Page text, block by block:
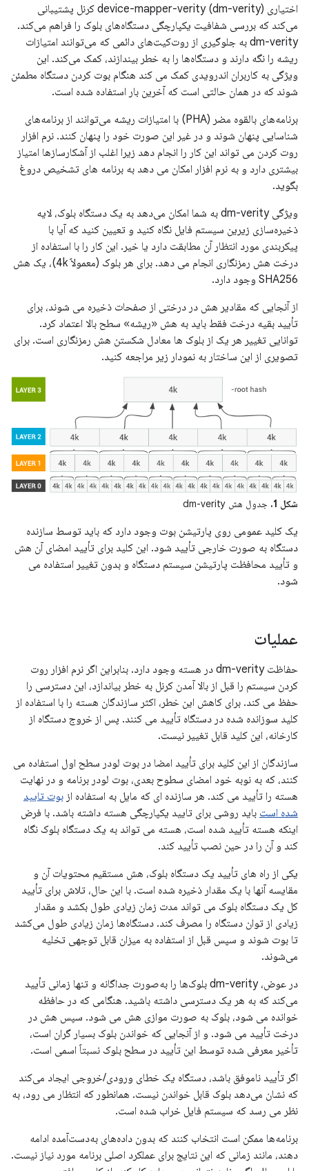
اختیاری device-mapper-verity (dm-verity) کرنل پشتیبانی
می‌کند که بررسی شفافیت یکپارچگی دستگاه‌های بلوک را فراهم می‌کند.
dm-verity به جلوگیری از روت‌کیت‌های دائمی که می‌توانند امتیازات
ریشه را نگه دارند و دستگاه‌ها را به خطر بیندازند، کمک می‌کند. این
ویژگی به کاربران اندرویدی کمک می کند هنگام بوت کردن دستگاه مطمئن
شوند که در همان حالتی است که آخرین بار استفاده شده است.
برنامه‌های بالقوه مضر (PHA) با امتیازات ریشه می‌توانند از برنامه‌های
شناسایی پنهان شوند و در غیر این صورت خود را پنهان کنند. نرم افزار
روت کردن می تواند این کار را انجام دهد زیرا اغلب از آشکارسازها امتیاز
بیشتری دارد و به نرم افزار امکان می دهد به برنامه های تشخیص دروغ
بگوید.
ویژگی dm-verity به شما امکان می‌دهد به یک دستگاه بلوک، لایه
ذخیره‌سازی زیرین سیستم فایل نگاه کنید و تعیین کنید که آیا با
پیکربندی مورد انتظار آن مطابقت دارد یا خیر. این کار را با استفاده از
درخت هش رمزنگاری انجام می دهد. برای هر بلوک (معمولاً 4k)، یک هش
SHA256 وجود دارد.
از آنجایی که مقادیر هش در درختی از صفحات ذخیره می شوند، برای
تأیید بقیه درخت فقط باید به هش «ریشه» سطح بالا اعتماد کرد.
توانایی تغییر هر یک از بلوک ها معادل شکستن هش رمزنگاری است. برای
تصویری از این ساختار به نمودار زیر مراجعه کنید.
شکل 1. جدول هش dm-verity
یک کلید عمومی روی پارتیشن بوت وجود دارد که باید توسط سازنده
دستگاه به صورت خارجی تأیید شود. این کلید برای تأیید امضای آن هش
و تأیید محافظت پارتیشن سیستم دستگاه و بدون تغییر استفاده می
شود.
عملیات
حفاظت dm-verity در هسته وجود دارد. بنابراین اگر نرم افزار روت
کردن سیستم را قبل از بالا آمدن کرنل به خطر بیاندازد، این دسترسی را
حفظ می کند. برای کاهش این خطر، اکثر سازندگان هسته را با استفاده از
کلید سوزانده شده در دستگاه تأیید می کنند. پس از خروج دستگاه از
کارخانه، این کلید قابل تغییر نیست.
سازندگان از این کلید برای تأیید امضا در بوت لودر سطح اول استفاده می
کنند، که به نوبه خود امضای سطوح بعدی، بوت لودر برنامه و در نهایت
هسته را تأیید می کند. هر سازنده ای که مایل به استفاده از بوت تایید
شده است باید روشی برای تایید یکپارچگی هسته داشته باشد. با فرض
اینکه هسته تأیید شده است، هسته می تواند به یک دستگاه بلوک نگاه
کند و آن را در حین نصب تأیید کند.
یکی از راه های تأیید یک دستگاه بلوک، هش مستقیم محتویات آن و
مقایسه آنها با یک مقدار ذخیره شده است. با این حال، تلاش برای تأیید
کل یک دستگاه بلوک می تواند مدت زمان زیادی طول بکشد و مقدار
زیادی از توان دستگاه را مصرف کند. دستگاه‌ها زمان زیادی طول می‌کشد
تا بوت شوند و سپس قبل از استفاده به میزان قابل توجهی تخلیه
می‌شوند.
در عوض، dm-verity بلوک‌ها را به‌صورت جداگانه و تنها زمانی تأیید
می‌کند که به هر یک دسترسی داشته باشید. هنگامی که در حافظه
خوانده می شود، بلوک به صورت موازی هش می شود. سپس هش در
درخت تأیید می شود. و از آنجایی که خواندن بلوک بسیار گران است،
تأخیر معرفی شده توسط این تأیید در سطح بلوک نسبتاً اسمی است.
اگر تأیید ناموفق باشد، دستگاه یک خطای ورودی/خروجی ایجاد می‌کند
که نشان می‌دهد بلوک قابل خواندن نیست. همانطور که انتظار می رود، به
نظر می رسد که سیستم فایل خراب شده است.
برنامه‌ها ممکن است انتخاب کنند که بدون داده‌های به‌دست‌آمده ادامه
دهند، مانند زمانی که این نتایج برای عملکرد اصلی برنامه مورد نیاز نیست.